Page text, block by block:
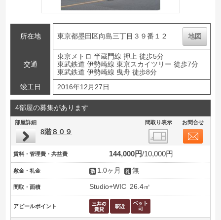
所在地 東京都墨田区向島三丁目３９番１２ 地図
交通
東京メトロ 半蔵門線 押上 徒歩5分
東武鉄道 伊勢崎線 東京スカイツリー 徒歩7分
東武鉄道 伊勢崎線 曳舟 徒歩8分
竣工日
2016年12月27日
4部屋の募集があります
部屋詳細 間取り表示 お問合せ
8階８０９
賃料・管理費・共益費 144,000円 10,000円
敷金・礼金 1.0ヶ月 無
間取・面積 Studio+WIC 26.4㎡
アピールポイント